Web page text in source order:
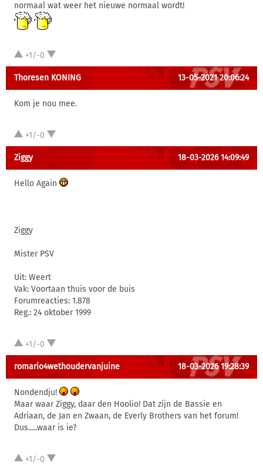
normaal wat weer het nieuwe normaal wordt!
+1/-0
Thoresen KONING 13-05-2021 20:06:24
Kom je nou mee.
+1/-0
Ziggy 18-03-2026 14:09:49
Hello Again
Ziggy
Mister PSV
Uit: Weert
Vak: Voortaan thuis voor de buis
Forumreacties: 1.878
Reg.: 24 oktober 1999
+1/-0
romario4wethoudervanjuine 18-03-2026 19:28:39
Nondendju!
Maar waar Ziggy, daar den Hoolio! Dat zijn de Bassie en
Adriaan, de Jan en Zwaan, de Everly Brothers van het forum!
Dus.....waar is ie?
+1/-0